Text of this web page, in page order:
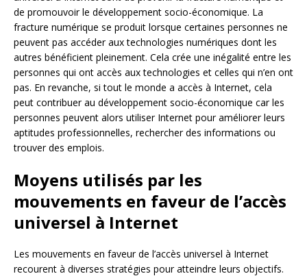
de promouvoir le développement socio-économique. La
fracture numérique se produit lorsque certaines personnes ne
peuvent pas accéder aux technologies numériques dont les
autres bénéficient pleinement. Cela crée une inégalité entre les
personnes qui ont accès aux technologies et celles qui n’en ont
pas. En revanche, si tout le monde a accès à Internet, cela
peut contribuer au développement socio-économique car les
personnes peuvent alors utiliser Internet pour améliorer leurs
aptitudes professionnelles, rechercher des informations ou
trouver des emplois.
Moyens utilisés par les
mouvements en faveur de l’accès
universel à Internet
Les mouvements en faveur de l’accès universel à Internet
recourent à diverses stratégies pour atteindre leurs objectifs.